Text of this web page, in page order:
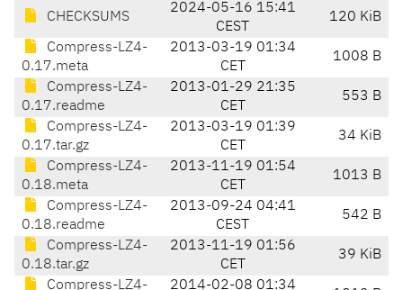
CHECKSUMS
2024-05-16 15:41
CEST
120 KiB
Compress-LZ4-
0.17.meta
2013-03-19 01:34
CET
1008 B
Compress-LZ4-
0.17.readme
2013-01-29 21:35
CET
553 B
Compress-LZ4-
0.17.tar.gz
2013-03-19 01:39
CET
34 KiB
Compress-LZ4-
0.18.meta
2013-11-19 01:54
CET
1013 B
Compress-LZ4-
0.18.readme
2013-09-24 04:41
CEST
542 B
Compress-LZ4-
0.18.tar.gz
2013-11-19 01:56
CET
39 KiB
Compress-LZ4- 2014-02-08 01:34